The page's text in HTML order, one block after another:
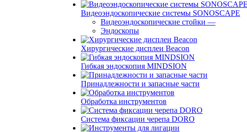
Видеоэндоскопические системы SONOSCAPE
Видеоэндоскопические стойки —
Эндоскопы
Хирургические дисплеи Beacon
Гибкая эндоскопия MINDSION
Принадлежности и запасные части
Обработка инструментов
Система фиксации черепа DORO